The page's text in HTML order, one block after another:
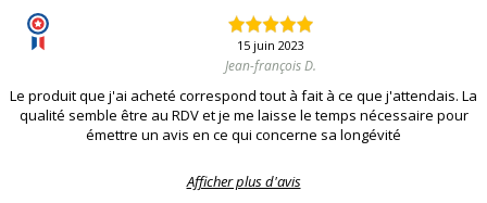
15 juin 2023
Jean-françois D.
Le produit que j'ai acheté correspond tout à fait à ce que j'attendais. La
qualité semble être au RDV et je me laisse le temps nécessaire pour
émettre un avis en ce qui concerne sa longévité
Afficher plus d'avis